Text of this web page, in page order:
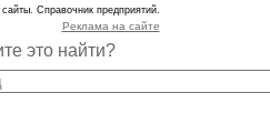
Справочник предприятий.
Реклама на сайте
это найти?